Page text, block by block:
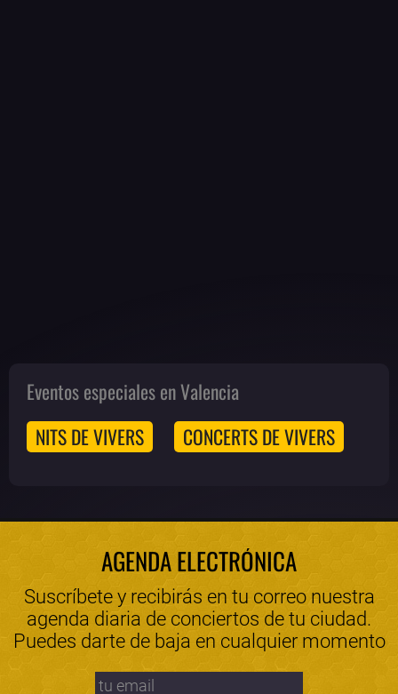
Eventos especiales en Valencia
NITS DE VIVERS
CONCERTS DE VIVERS
AGENDA ELECTRÓNICA
Suscríbete y recibirás en tu correo nuestra
agenda diaria de conciertos de tu ciudad.
Puedes darte de baja en cualquier momento